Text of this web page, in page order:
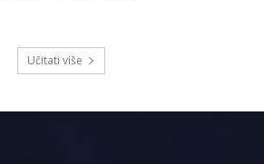
Učitati više